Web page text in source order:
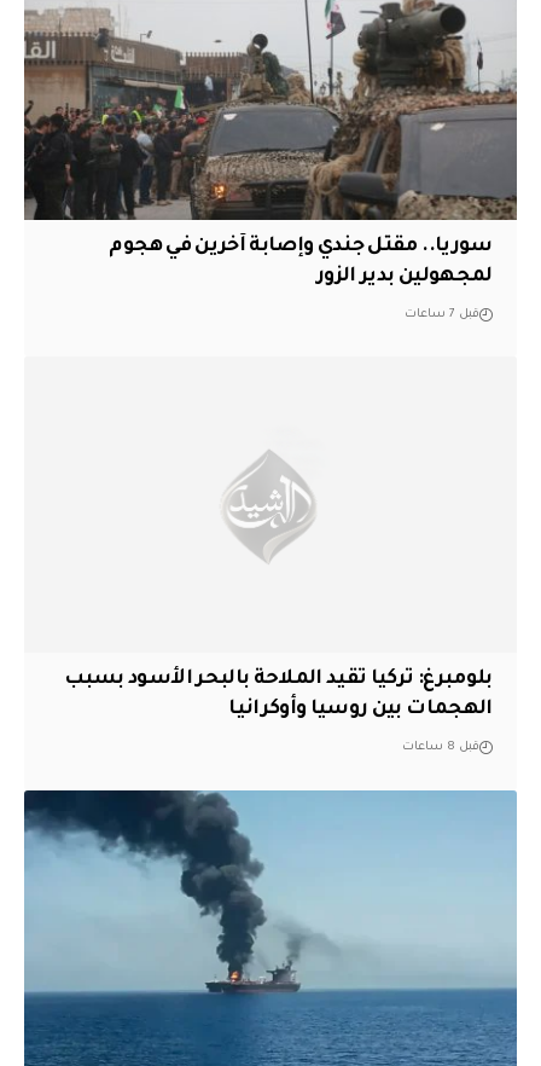
سوريا.. مقتل جندي وإصابة آخرين في هجوم
لمجهولين بدير الزور
قبل 7 ساعات
بلومبرغ: تركيا تقيد الملاحة بالبحر الأسود بسبب
الهجمات بين روسيا وأوكرانيا
قبل 8 ساعات